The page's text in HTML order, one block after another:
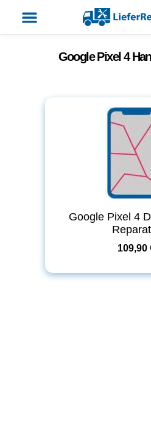
Google Pixel 4
Google Pixel 4
109,90